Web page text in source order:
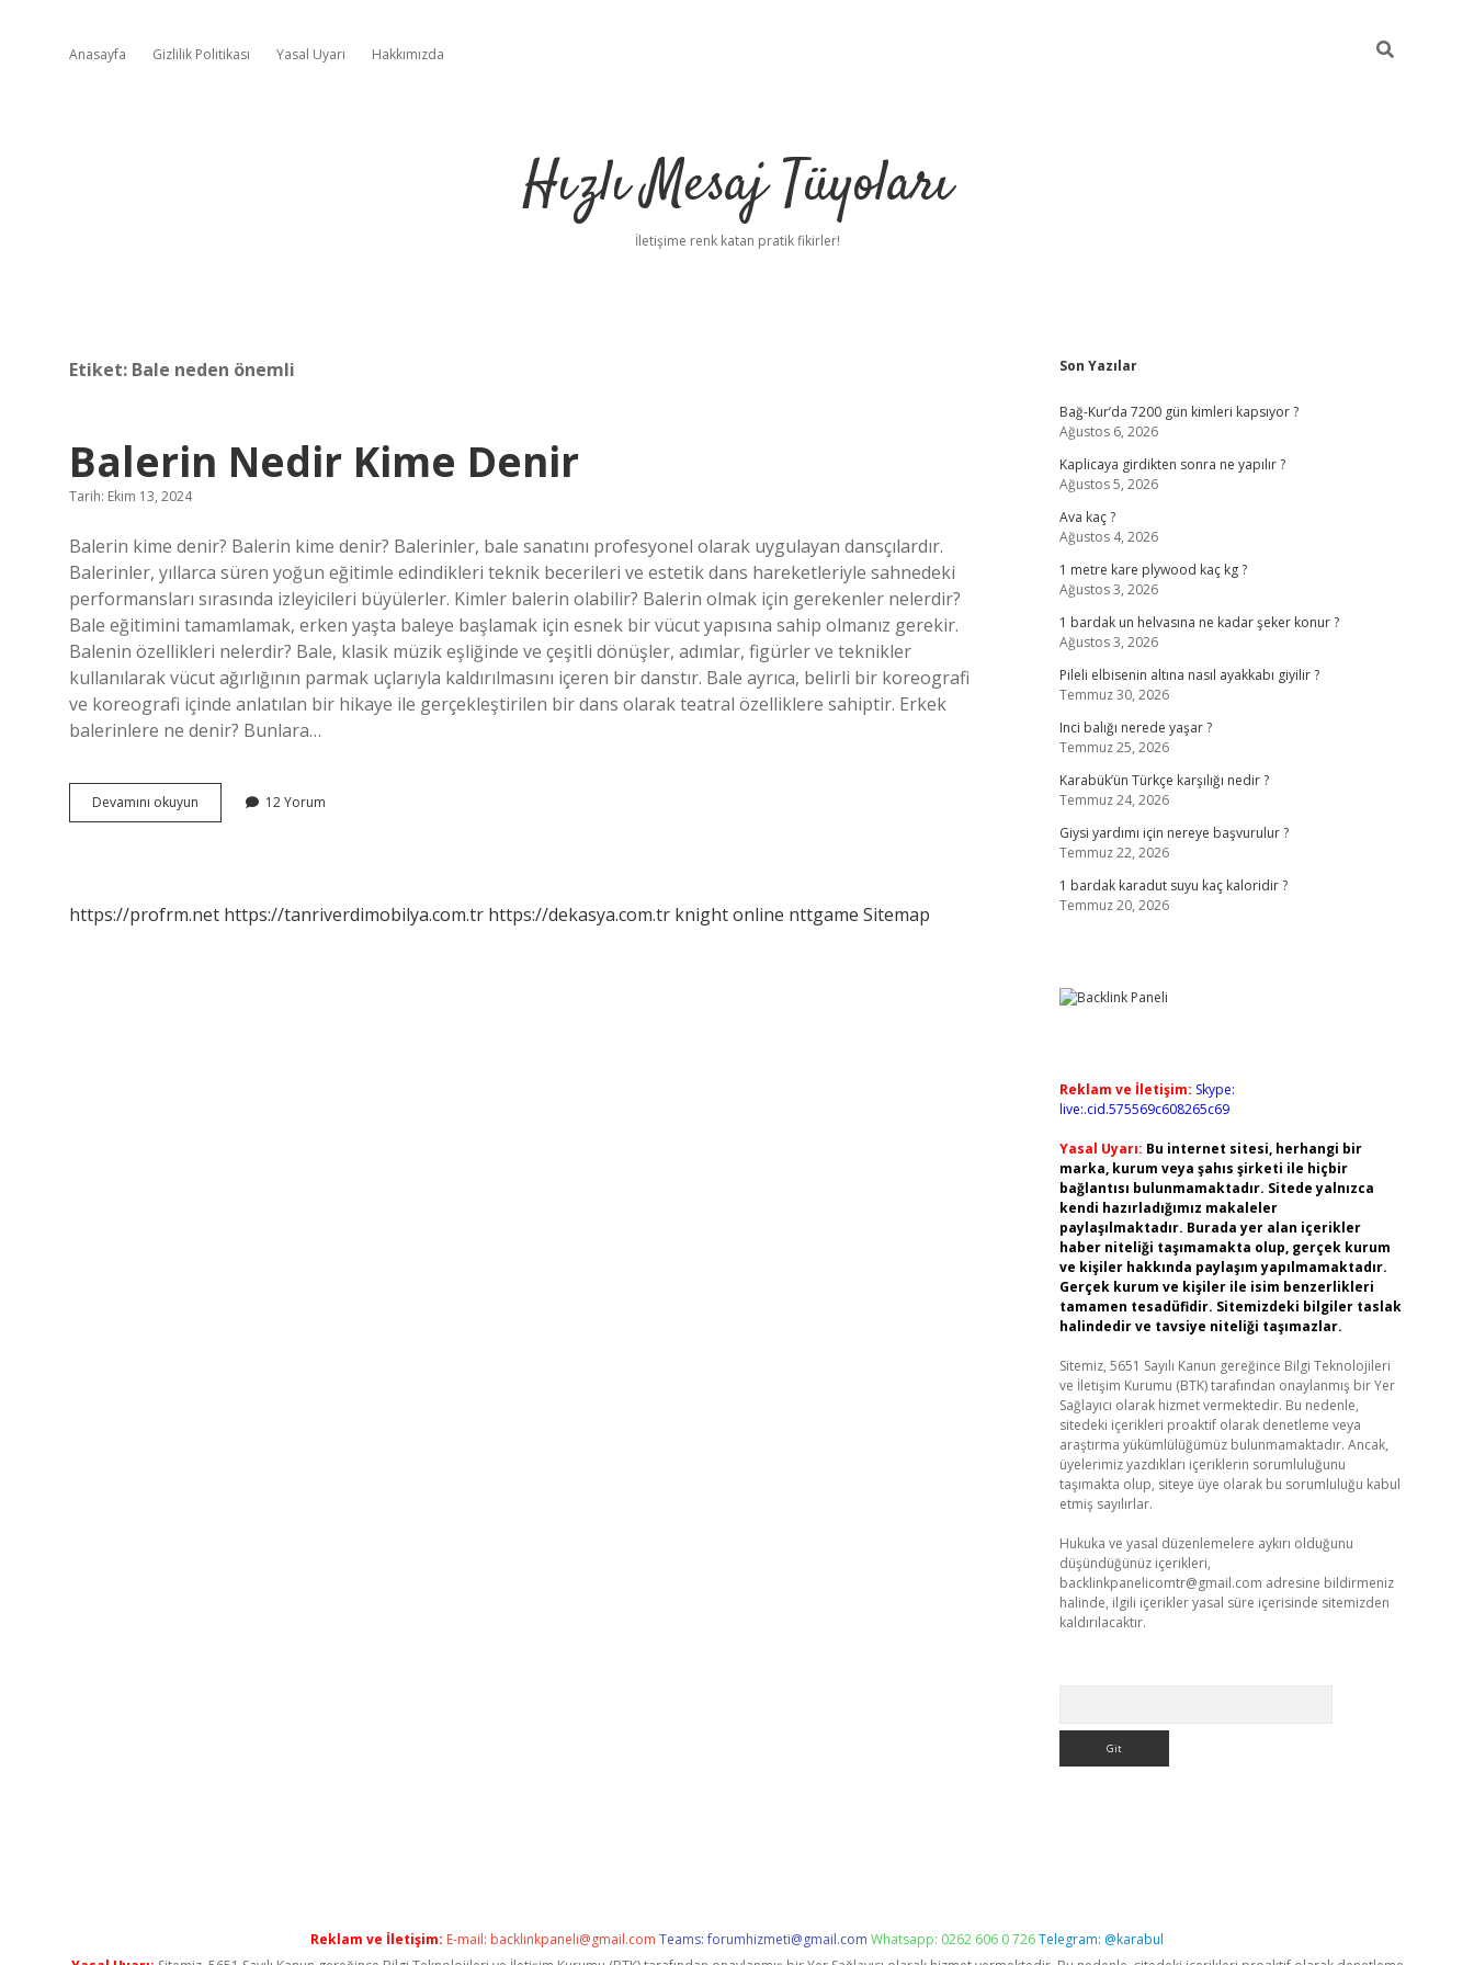
Anasayfa Gizlilik Politikası Yasal Uyarı Hakkımızda
Hızlı Mesaj Tüyoları
İletişime renk katan pratik fikirler!
Etiket: Bale neden önemli
Balerin Nedir Kime Denir
Tarih: Ekim 13, 2024
Balerin kime denir? Balerin kime denir? Balerinler, bale sanatını profesyonel olarak uygulayan dansçılardır.
Balerinler, yıllarca süren yoğun eğitimle edindikleri teknik becerileri ve estetik dans hareketleriyle sahnedeki
performansları sırasında izleyicileri büyülerler. Kimler balerin olabilir? Balerin olmak için gerekenler nelerdir?
Bale eğitimini tamamlamak, erken yaşta baleye başlamak için esnek bir vücut yapısına sahip olmanız gerekir.
Balenin özellikleri nelerdir? Bale, klasik müzik eşliğinde ve çeşitli dönüşler, adımlar, figürler ve teknikler
kullanılarak vücut ağırlığının parmak uçlarıyla kaldırılmasını içeren bir danstır. Bale ayrıca, belirli bir koreografi
ve koreografi içinde anlatılan bir hikaye ile gerçekleştirilen bir dans olarak teatral özelliklere sahiptir. Erkek
balerinlere ne denir? Bunlara…
Devamını okuyun
Nedir
12 Yorum
https://profrm.net https://tanriverdimobilya.com.tr https://dekasya.com.tr knight online nttgame Sitemap
Sidebar
Son Yazılar
Bağ-Kur’da 7200 gün kimleri kapsıyor ?
Ağustos 6, 2026
Kaplicaya girdikten sonra ne yapılır ?
Ağustos 5, 2026
Ava kaç ?
Ağustos 4, 2026
1 metre kare plywood kaç kg ?
Ağustos 3, 2026
1 bardak un helvasına ne kadar şeker konur ?
Ağustos 3, 2026
Pileli elbisenin altına nasıl ayakkabı giyilir ?
Temmuz 30, 2026
Inci balığı nerede yaşar ?
Temmuz 25, 2026
Karabük’ün Türkçe karşılığı nedir ?
Temmuz 24, 2026
Giysi yardımı için nereye başvurulur ?
Temmuz 22, 2026
1 bardak karadut suyu kaç kaloridir ?
Temmuz 20, 2026
Reklam ve İletişim: Skype:
live:.cid.575569c608265c69
Yasal Uyarı: Bu internet sitesi, herhangi bir
marka, kurum veya şahıs şirketi ile hiçbir
bağlantısı bulunmamaktadır. Sitede yalnızca
kendi hazırladığımız makaleler
paylaşılmaktadır. Burada yer alan içerikler
haber niteliği taşımamakta olup, gerçek kurum
ve kişiler hakkında paylaşım yapılmamaktadır.
Gerçek kurum ve kişiler ile isim benzerlikleri
tamamen tesadüfidir. Sitemizdeki bilgiler taslak
halindedir ve tavsiye niteliği taşımazlar.
Sitemiz, 5651 Sayılı Kanun gereğince Bilgi Teknolojileri
ve İletişim Kurumu (BTK) tarafından onaylanmış bir Yer
Sağlayıcı olarak hizmet vermektedir. Bu nedenle,
sitedeki içerikleri proaktif olarak denetleme veya
araştırma yükümlülüğümüz bulunmamaktadır. Ancak,
üyelerimiz yazdıkları içeriklerin sorumluluğunu
taşımakta olup, siteye üye olarak bu sorumluluğu kabul
etmiş sayılırlar.
Hukuka ve yasal düzenlemelere aykırı olduğunu
düşündüğünüz içerikleri,
backlinkpanelicomtr@gmail.com adresine bildirmeniz
halinde, ilgili içerikler yasal süre içerisinde sitemizden
kaldırılacaktır.
Reklam ve İletişim: E-mail: backlinkpaneli@gmail.com Teams:forumhizmeti@gmail.com Whatsapp: 0262 606 0 726Telegram: @karabul